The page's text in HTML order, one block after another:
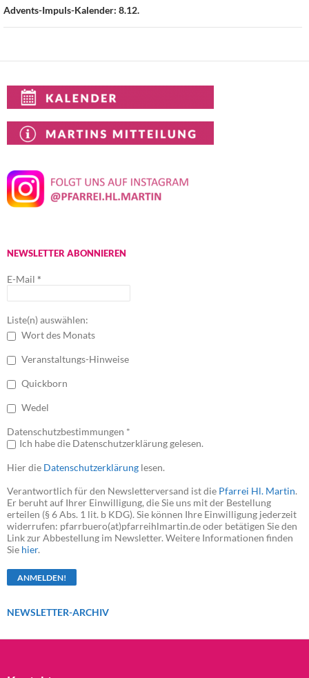
Advents-Impuls-Kalender: 8.12.
NEWSLETTER ABONNIEREN
E-Mail *
Liste(n) auswählen:
Wort des Monats
Veranstaltungs-Hinweise
Quickborn
Wedel
Datenschutzbestimmungen *
Ich habe die Datenschutzerklärung gelesen.
Hier die Datenschutzerklärung lesen.
Verantwortlich für den Newsletterversand ist die Pfarrei Hl. Martin.
Er beruht auf Ihrer Einwilligung, die Sie uns mit der Bestellung
erteilen (§ 6 Abs. 1 lit. b KDG). Sie können Ihre Einwilligung jederzeit
widerrufen: pfarrbuero(at)pfarreihlmartin.de oder betätigen Sie den
Link zur Abbestellung im Newsletter. Weitere Informationen finden
Sie hier.
NEWSLETTER-ARCHIV